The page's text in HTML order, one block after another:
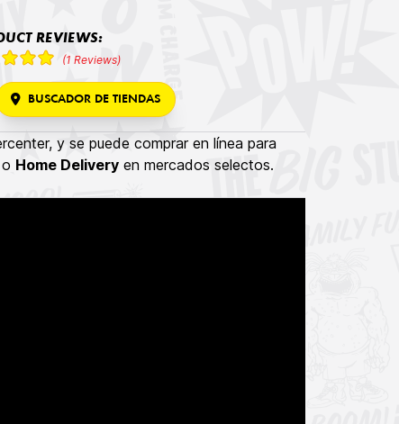
REVIEWS:
(1 Reviews)
BUSCADOR DE TIENDAS
y se puede comprar en línea para
o Home Delivery en mercados selectos.